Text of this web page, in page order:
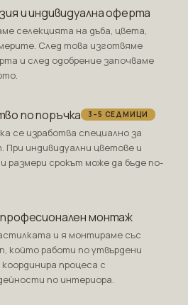
и индивидуална оферта
селекцията на дъба, цвета,
След това изготвяме
и след одобрение започваме
по поръчка 3–5 СЕДМИЦИ
се изработва специално за
При индивидуални цветове и
размери срокът може да бъде по-
монтаж
и я монтираме със
който работи по утвърдени
процеса с
по интериора.